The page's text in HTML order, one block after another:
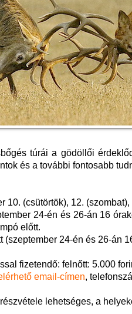
túrái a gödöllői
és a további fontosabb
10. (csütörtök), 12.
24-én és 26-án 16
előtt.
(szeptember 24-én és 26-án
fizetendő: felnőtt: 5.000
email-címen,
lehetséges, a